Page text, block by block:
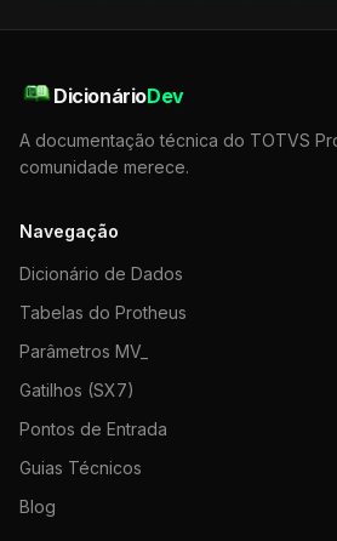
DicionárioDev
A documentação técnica do TOTVS
comunidade merece.
Navegação
Dicionário de Dados
Tabelas do Protheus
Parâmetros MV_
Gatilhos (SX7)
Pontos de Entrada
Guias Técnicos
Blog